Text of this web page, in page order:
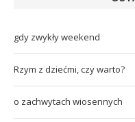
gdy zwykły weekend
Rzym z dziećmi, czy warto?
o zachwytach wiosennych